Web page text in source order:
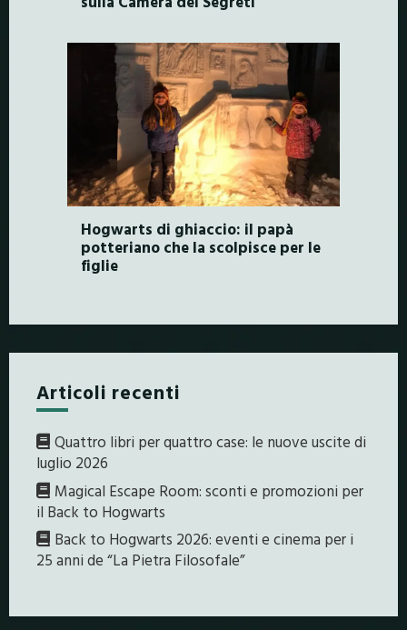
Hogwarts di ghiaccio: il papà
potteriano che la scolpisce per le
figlie
Articoli recenti
Quattro libri per quattro case: le nuove uscite di
luglio 2026
Magical Escape Room: sconti e promozioni per
il Back to Hogwarts
Back to Hogwarts 2026: eventi e cinema per i
25 anni de “La Pietra Filosofale”